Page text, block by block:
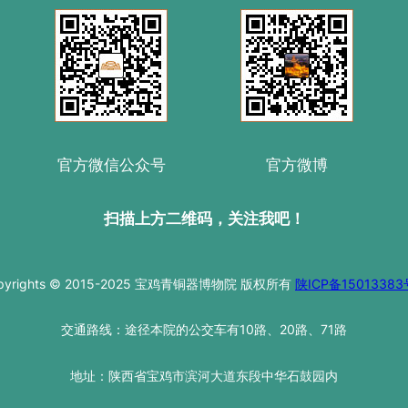
官方微信公众号 官方微博
扫描上方二维码，关注我吧！
© 2015-2025 宝鸡青铜器博物院 版权所有 陕ICP备15013383
交通路线：途径本院的公交车有10路、20路、71路
地址：陕西省宝鸡市滨河大道东段中华石鼓园内